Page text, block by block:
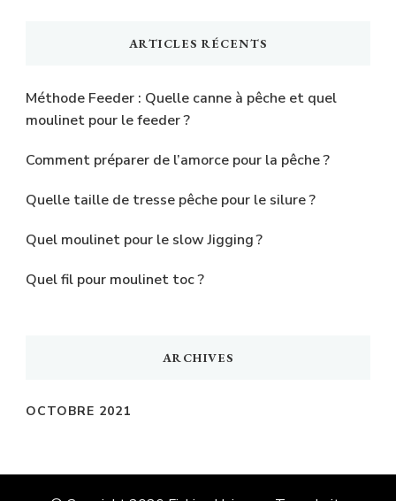
ARTICLES RÉCENTS
Méthode Feeder : Quelle canne à pêche et quel
moulinet pour le feeder ?
Comment préparer de l’amorce pour la pêche ?
Quelle taille de tresse pêche pour le silure ?
Quel moulinet pour le slow Jigging ?
Quel fil pour moulinet toc ?
ARCHIVES
OCTOBRE 2021